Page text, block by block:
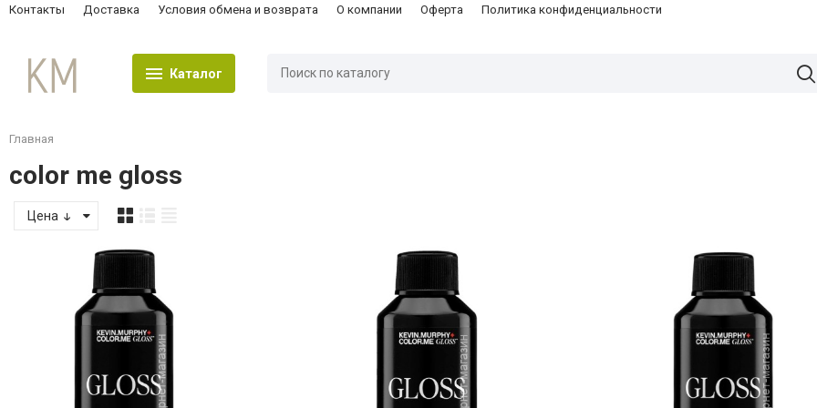
Контакты Доставка Условия обмена и возврата О компании Оферта Политика конфиденциальности
Каталог
Главная
color me gloss
Цена